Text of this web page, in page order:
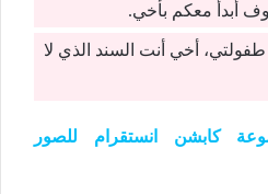
أبدأ معكم بأخي.
أخي أنت السند الذي لا
كابشن انستقرام للصور